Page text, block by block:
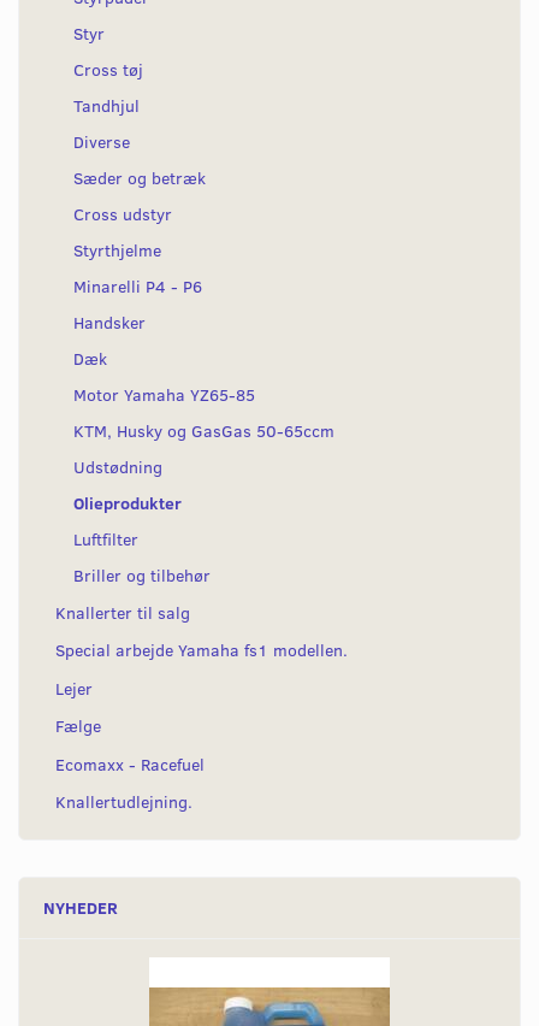
Styr
Cross tøj
Tandhjul
Diverse
Sæder og betræk
Cross udstyr
Styrthjelme
Minarelli P4 - P6
Handsker
Dæk
Motor Yamaha YZ65-85
KTM, Husky og GasGas 50-65ccm
Udstødning
Olieprodukter
Luftfilter
Briller og tilbehør
Knallerter til salg
Special arbejde Yamaha fs1 modellen.
Lejer
Fælge
Ecomaxx - Racefuel
Knallertudlejning.
NYHEDER